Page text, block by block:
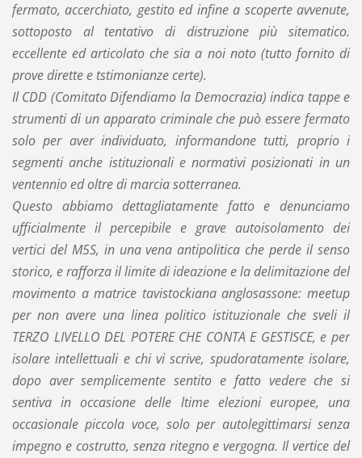
fermato, accerchiato, gestito ed infine a scoperte avvenute,
sottoposto al tentativo di distruzione più sitematico.
eccellente ed articolato che sia a noi noto (tutto fornito di
prove dirette e tstimonianze certe).
Il CDD (Comitato Difendiamo la Democrazia) indica tappe e
strumenti di un apparato criminale che può essere fermato
solo per aver individuato, informandone tutti, proprio i
segmenti anche istituzionali e normativi posizionati in un
ventennio ed oltre di marcia sotterranea.
Questo abbiamo dettagliatamente fatto e denunciamo
ufficialmente il percepibile e grave autoisolamento dei
vertici del M5S, in una vena antipolitica che perde il senso
storico, e rafforza il limite di ideazione e la delimitazione del
movimento a matrice tavistockiana anglosassone: meetup
per non avere una linea politico istituzionale che sveli il
TERZO LIVELLO DEL POTERE CHE CONTA E GESTISCE, e per
isolare intellettuali e chi vi scrive, spudoratamente isolare,
dopo aver semplicemente sentito e fatto vedere che si
sentiva in occasione delle ltime elezioni europee, una
occasionale piccola voce, solo per autolegittimarsi senza
impegno e costrutto, senza ritegno e vergogna. Il vertice del